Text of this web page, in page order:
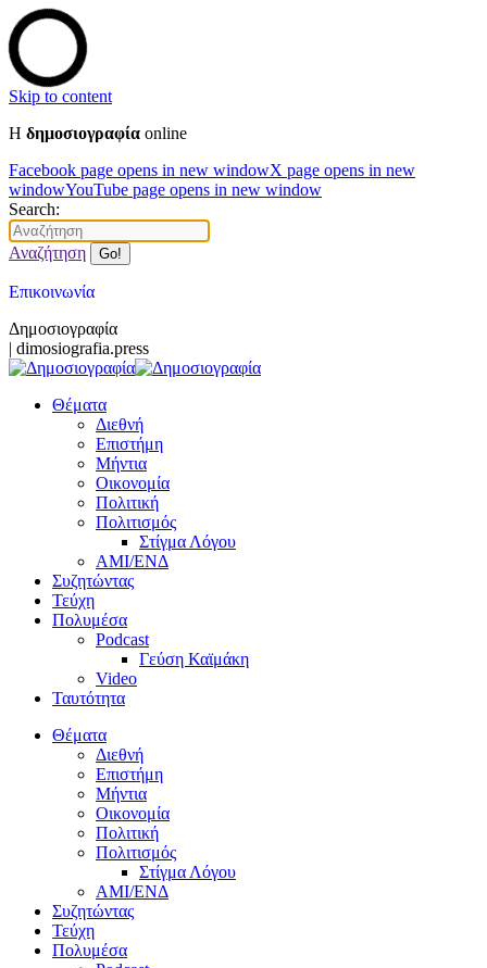
Skip to content
Η δημοσιογραφία online
Facebook page opens in new windowX page opens in new
windowYouTube page opens in new window
Search:
Αναζήτηση
Επικοινωνία
Δημοσιογραφία
| dimosiografia.press
Θέματα
Διεθνή
Επιστήμη
Μήντια
Οικονομία
Πολιτική
Πολιτισμός
Στίγμα Λόγου
AMI/ΕΝΔ
Συζητώντας
Τεύχη
Πολυμέσα
Podcast
Γεύση Καϊμάκη
Video
Ταυτότητα
Θέματα
Διεθνή
Επιστήμη
Μήντια
Οικονομία
Πολιτική
Πολιτισμός
Στίγμα Λόγου
AMI/ΕΝΔ
Συζητώντας
Τεύχη
Πολυμέσα